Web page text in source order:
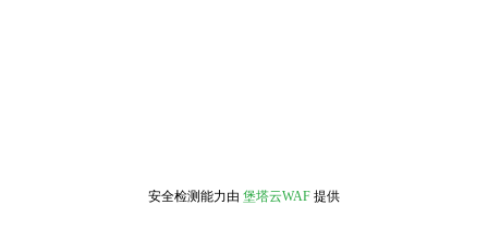
安全检测能力由 堡塔云WAF 提供